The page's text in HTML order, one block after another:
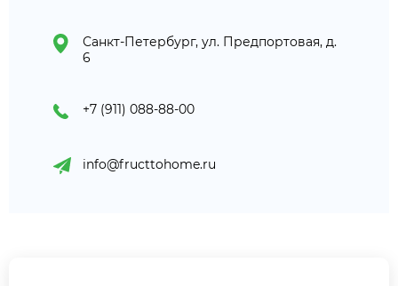
Санкт-Петербург, ул. Предпортовая, д.
6
+7 (911) 088-88-00
info@fructtohome.ru